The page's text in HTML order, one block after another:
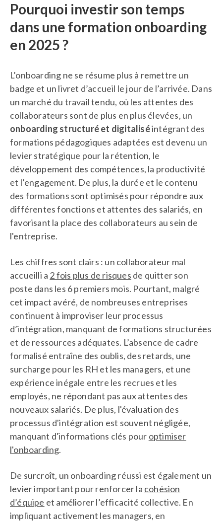
Pourquoi investir son temps
dans une formation onboarding
en 2025 ?
L’onboarding ne se résume plus à remettre un
badge et un livret d’accueil le jour de l’arrivée. Dans
un marché du travail tendu, où les attentes des
collaborateurs sont de plus en plus élevées, un
onboarding structuré et digitaliséintégrant des
formations pédagogiques adaptées est devenu un
levier stratégique pour la rétention, le
développement des compétences, la productivité
et l’engagement. De plus, la durée et le contenu
des formations sont optimisés pour répondre aux
différentes fonctions et attentes des salariés, en
favorisant la place des collaborateurs au sein de
l'entreprise.
Les chiffres sont clairs : un collaborateur mal
accueilli a 2 fois plus de risques de quitter son
poste dans les 6 premiers mois. Pourtant, malgré
cet impact avéré, de nombreuses entreprises
continuent à improviser leur processus
d’intégration, manquant de formations structurées
et de ressources adéquates. L’absence de cadre
formalisé entraîne des oublis, des retards, une
surcharge pour les RH et les managers, et une
expérience inégale entre les recrues et les
employés, ne répondant pas aux attentes des
nouveaux salariés. De plus, l'évaluation des
processus d'intégration est souvent négligée,
manquant d'informations clés pour optimiser
l'onboarding.
De surcroît, un onboarding réussi est également un
levier important pour renforcer la cohésion
d’équipe et améliorer l’efficacité collective. En
impliquant activement les managers, en